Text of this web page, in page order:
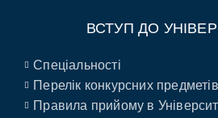
ВСТУП ДО
Спеціальності
Перелік конкурсних предметів
Правила прийому в